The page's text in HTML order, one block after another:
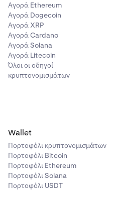
Αγορά Ethereum
Αγορά Dogecoin
Αγορά XRP
Αγορά Cardano
Αγορά Solana
Αγορά Litecoin
Όλοι οι οδηγοί
κρυπτονομισμάτων
Wallet
Πορτοφόλι κρυπτονομισμάτων
Πορτοφόλι Bitcoin
Πορτοφόλι Ethereum
Πορτοφόλι Solana
Πορτοφόλι USDT